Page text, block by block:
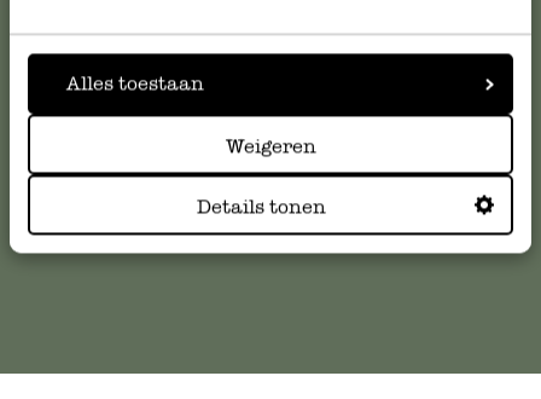
Alles toestaan
Weigeren
Details tonen
Sie sich bitte an unseren Kundenservice. Oder lesen Sie hier
kundenservice@dille-kamille.de